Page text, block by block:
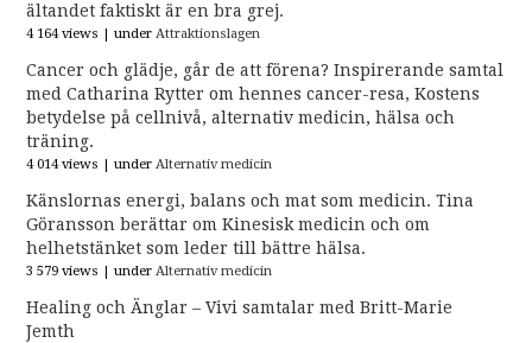
ältandet faktiskt är en bra grej.
4 164 views |underAttraktionslagen
Cancer och glädje, går de att förena? Inspirerande samtal
med Catharina Rytter om hennes cancer-resa, Kostens
betydelse på cellnivå, alternativ medicin, hälsa och
träning.
4 014 views |underAlternativ medicin
Känslornas energi, balans och mat som medicin. Tina
Göransson berättar om Kinesisk medicin och om
helhetstänket som leder till bättre hälsa.
3 579 views |underAlternativ medicin
Healing och Änglar – Vivi samtalar med Britt-Marie
Jemth